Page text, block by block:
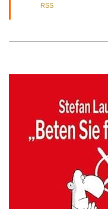
RSS